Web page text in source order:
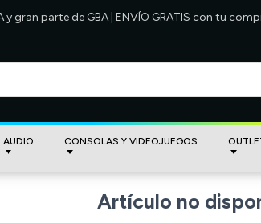
y gran parte de GBA | ENVÍO GRATIS con tu
AUDIO CONSOLAS Y VIDEOJUEGOS
Artículo no